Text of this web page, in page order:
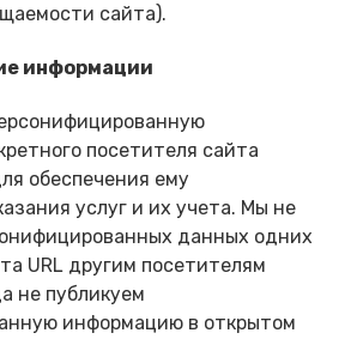
сайта).
информации
посетителя сайта
обеспечения ему
услуг и их учета. Мы не
данных одних
URL другим посетителям
не публикуем
информацию в открытом